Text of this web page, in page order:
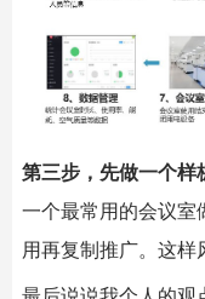
第三步，先做一个样
一个最常用的会议
用再复制推广。这样